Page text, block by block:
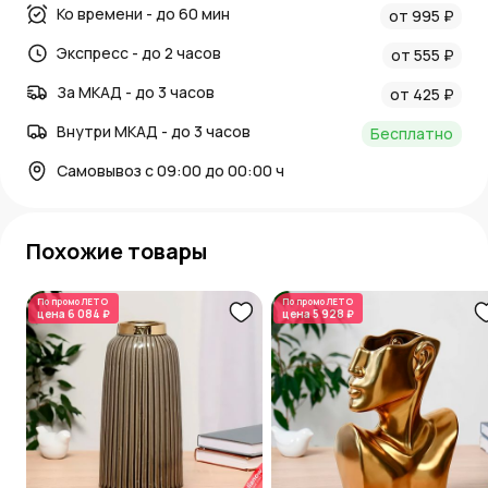
Ко времени - до 60 мин
от 995 ₽
Экспресс - до 2 часов
от 555 ₽
За МКАД - до 3 часов
от 425 ₽
Внутри МКАД - до 3 часов
Бесплатно
Самовывоз с 09:00 до 00:00 ч
Похожие товары
По промоЛЕТО
цена 6 084 ₽
По промоЛЕТО
цена5 928 ₽